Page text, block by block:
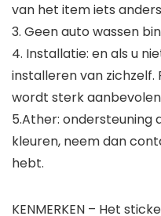
van het item iets
3. Geen auto wassen
4. Installatie: en als u
installeren van
wordt sterk
5.Ather: ondersteuning
kleuren, neem dan
hebt.
KENMERKEN – Het